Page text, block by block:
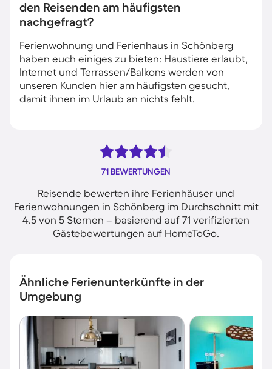
den Reisenden am häufigsten
nachgefragt?
Ferienwohnung und Ferienhaus in Schönberg
haben euch einiges zu bieten: Haustiere erlaubt,
Internet und Terrassen/Balkons werden von
unseren Kunden hier am häufigsten gesucht,
damit ihnen im Urlaub an nichts fehlt.
71 BEWERTUNGEN
Reisende bewerten ihre Ferienhäuser und
Ferienwohnungen in Schönberg im Durchschnitt mit
4.5 von 5 Sternen – basierend auf 71 verifizierten
Gästebewertungen auf HomeToGo.
Ähnliche Ferienunterkünfte in der
Umgebung